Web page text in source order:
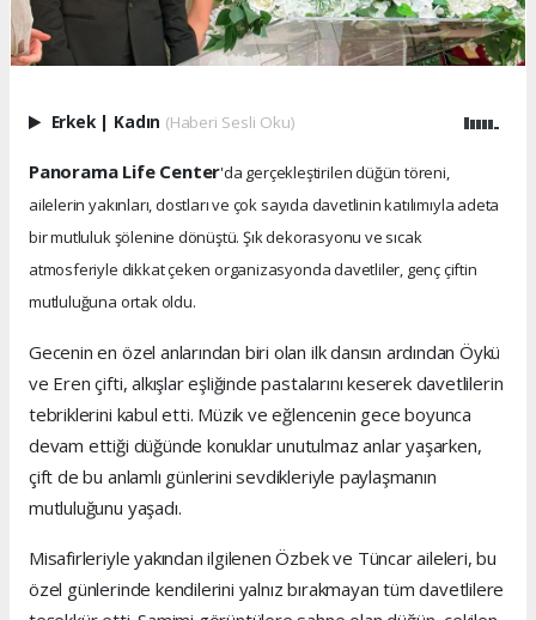
Erkek | Kadın (Haberi Sesli Oku)
Panorama Life Center'da gerçekleştirilen düğün töreni,
ailelerin yakınları, dostları ve çok sayıda davetlinin katılımıyla adeta
bir mutluluk şölenine dönüştü. Şık dekorasyonu ve sıcak
atmosferiyle dikkat çeken organizasyonda davetliler, genç çiftin
mutluluğuna ortak oldu.
Gecenin en özel anlarından biri olan ilk dansın ardından Öykü
ve Eren çifti, alkışlar eşliğinde pastalarını keserek davetlilerin
tebriklerini kabul etti. Müzik ve eğlencenin gece boyunca
devam ettiği düğünde konuklar unutulmaz anlar yaşarken,
çift de bu anlamlı günlerini sevdikleriyle paylaşmanın
mutluluğunu yaşadı.
Misafirleriyle yakından ilgilenen Özbek ve Tüncar aileleri, bu
özel günlerinde kendilerini yalnız bırakmayan tüm davetlilere